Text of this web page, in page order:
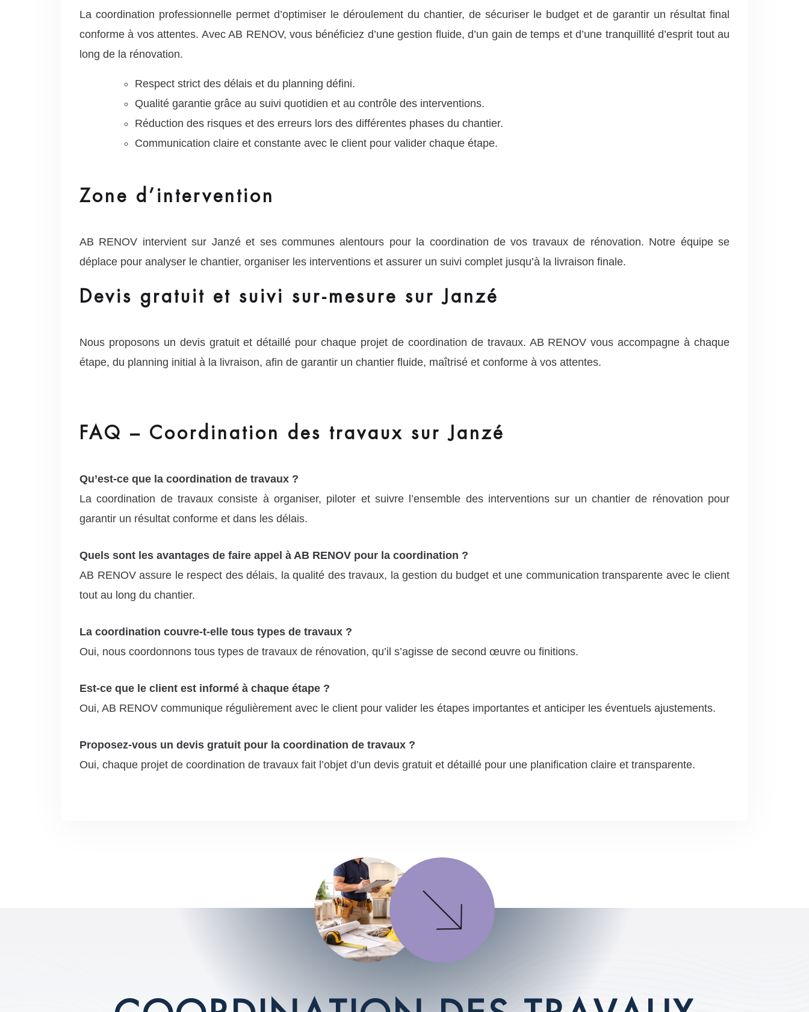
La coordination professionnelle permet d’optimiser le déroulement du chantier, de sécuriser le budget et de garantir un résultat final
conforme à vos attentes. Avec AB RENOV, vous bénéficiez d’une gestion fluide, d’un gain de temps et d’une tranquillité d’esprit tout au
long de la rénovation.
Respect strict des délais et du planning défini.
Qualité garantie grâce au suivi quotidien et au contrôle des interventions.
Réduction des risques et des erreurs lors des différentes phases du chantier.
Communication claire et constante avec le client pour valider chaque étape.
Zone d’intervention
AB RENOV intervient sur Janzé et ses communes alentours pour la coordination de vos travaux de rénovation. Notre équipe se
déplace pour analyser le chantier, organiser les interventions et assurer un suivi complet jusqu’à la livraison finale.
Devis gratuit et suivi sur-mesure sur Janzé
Nous proposons un devis gratuit et détaillé pour chaque projet de coordination de travaux. AB RENOV vous accompagne à chaque
étape, du planning initial à la livraison, afin de garantir un chantier fluide, maîtrisé et conforme à vos attentes.
FAQ – Coordination des travaux sur Janzé
Qu’est-ce que la coordination de travaux ?
La coordination de travaux consiste à organiser, piloter et suivre l’ensemble des interventions sur un chantier de rénovation pour
garantir un résultat conforme et dans les délais.
Quels sont les avantages de faire appel à AB RENOV pour la coordination ?
AB RENOV assure le respect des délais, la qualité des travaux, la gestion du budget et une communication transparente avec le client
tout au long du chantier.
La coordination couvre-t-elle tous types de travaux ?
Oui, nous coordonnons tous types de travaux de rénovation, qu’il s’agisse de second œuvre ou finitions.
Est-ce que le client est informé à chaque étape ?
Oui, AB RENOV communique régulièrement avec le client pour valider les étapes importantes et anticiper les éventuels ajustements.
Proposez-vous un devis gratuit pour la coordination de travaux ?
Oui, chaque projet de coordination de travaux fait l’objet d’un devis gratuit et détaillé pour une planification claire et transparente.